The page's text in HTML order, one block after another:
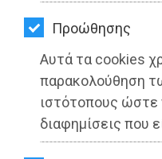
Προώθησης
Αυτά τα cookies
παρακολούθηση
ιστότοπους ώστε
διαφημίσεις που
ΚΑΤΟΙΚΙΔΙΟ
ΑΓΓΕΛΙΕΣ
ΕΦΗΜΕΡΙΔΕΣ
OΔΗΓΟΣ
ΑΓΟΡΑΣ
Θετικό το
απογραφής για
Πικερμίου
Διαβάστηκε 3549 φορές